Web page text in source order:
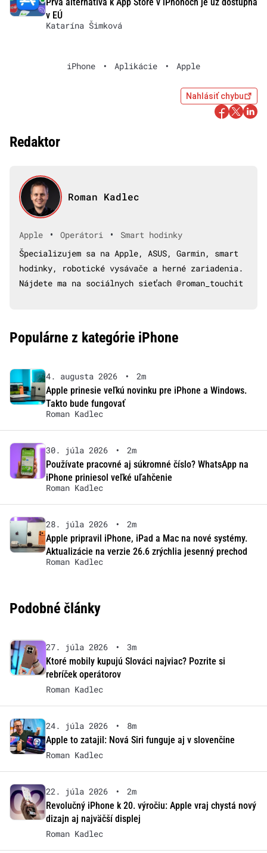
v EÚ
Katarína Šimková
iPhone • Aplikácie • Apple
Nahlásiť chybu
Redaktor
Roman Kadlec
Apple • Operátori •
Smart hodinky
Špecializujem sa na Apple, ASUS, Garmin, smart
hodinky, robotické vysávače a herné zariadenia.
Nájdete ma na sociálnych sieťach @roman_touchit
Populárne z kategórie iPhone
4. augusta 2026 •
2m
Apple prinesie veľkú novinku pre iPhone a Windows.
Takto bude fungovať
Roman Kadlec
30. júla 2026 •
2m
Používate pracovné aj súkromné číslo? WhatsApp na
iPhone priniesol veľké uľahčenie
Roman Kadlec
28. júla 2026 •
2m
Apple pripravil iPhone, iPad a Mac na nové systémy.
Aktualizácie na verzie 26.6 zrýchlia jesenný prechod
Roman Kadlec
Podobné články
27. júla 2026 •
3m
Ktoré mobily kupujú Slováci najviac? Pozrite si
rebríček operátorov
Roman Kadlec
24. júla 2026 •
8m
Apple to zatajil: Nová Siri funguje aj v slovenčine
Roman Kadlec
22. júla 2026 •
2m
Revolučný iPhone k 20. výročiu: Apple vraj chystá nový
dizajn aj najväčší displej
Roman Kadlec